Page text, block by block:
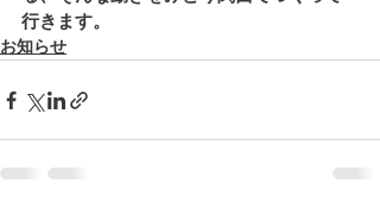
行きます。
お知らせ